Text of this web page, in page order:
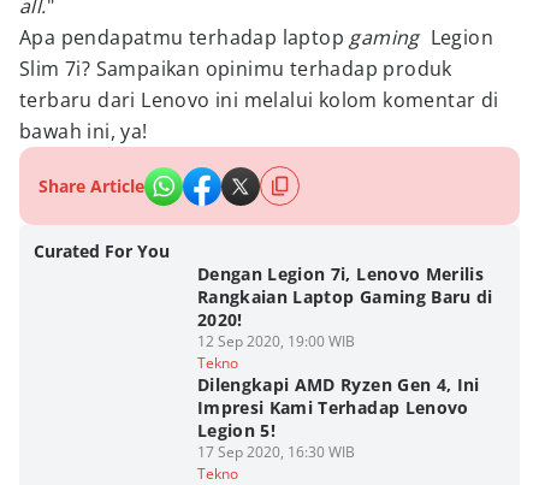
all."
Apa pendapatmu terhadap laptop gaming Legion
Slim 7i? Sampaikan opinimu terhadap produk
terbaru dari Lenovo ini melalui kolom komentar di
bawah ini, ya!
Share Article
Curated For You
Dengan Legion 7i, Lenovo Merilis
Rangkaian Laptop Gaming Baru di
2020!
12 Sep 2020, 19:00 WIB
Tekno
Dilengkapi AMD Ryzen Gen 4, Ini
Impresi Kami Terhadap Lenovo
Legion 5!
17 Sep 2020, 16:30 WIB
Tekno